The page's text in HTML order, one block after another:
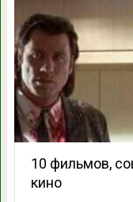
10 фильмов,
кино